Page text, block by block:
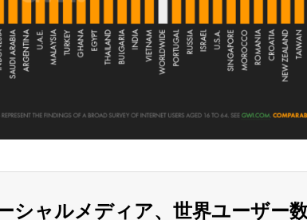
シャルメディア、世界ユーザー